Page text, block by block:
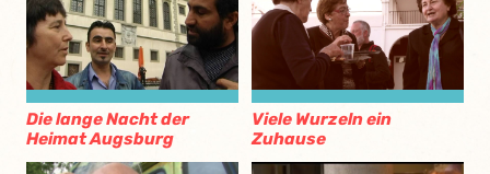
Die lange Nacht der
Heimat Augsburg
Viele Wurzeln ein
Zuhause